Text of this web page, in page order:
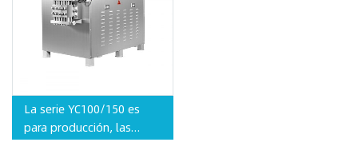
La serie YC100/150 es
para producción, las